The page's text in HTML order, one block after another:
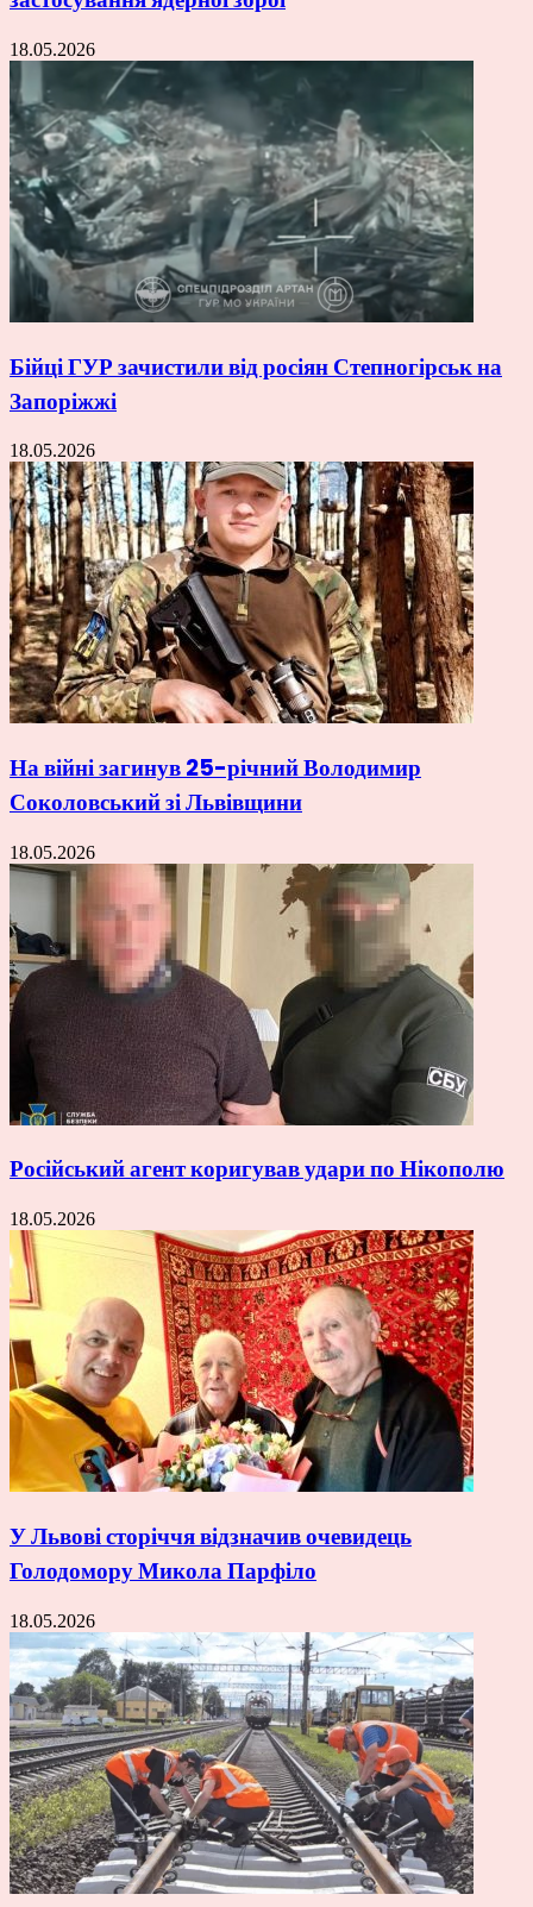
18.05.2026
Бійці ГУР зачистили від росіян Степногірськ на
Запоріжжі
18.05.2026
На війні загинув 25-річний Володимир
Соколовський зі Львівщини
18.05.2026
Російський агент коригував удари по Нікополю
18.05.2026
У Львові сторіччя відзначив очевидець
Голодомору Микола Парфіло
18.05.2026